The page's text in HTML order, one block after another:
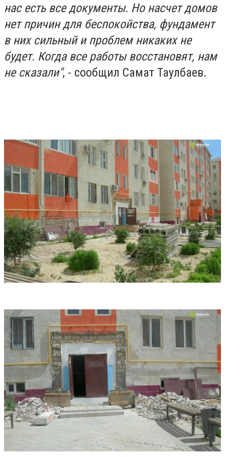
нас есть все документы. Но насчет домов
нет причин для беспокойства, фундамент
в них сильный и проблем никаких не
будет. Когда все работы восстановят, нам
не сказали", - сообщил Самат Таулбаев.